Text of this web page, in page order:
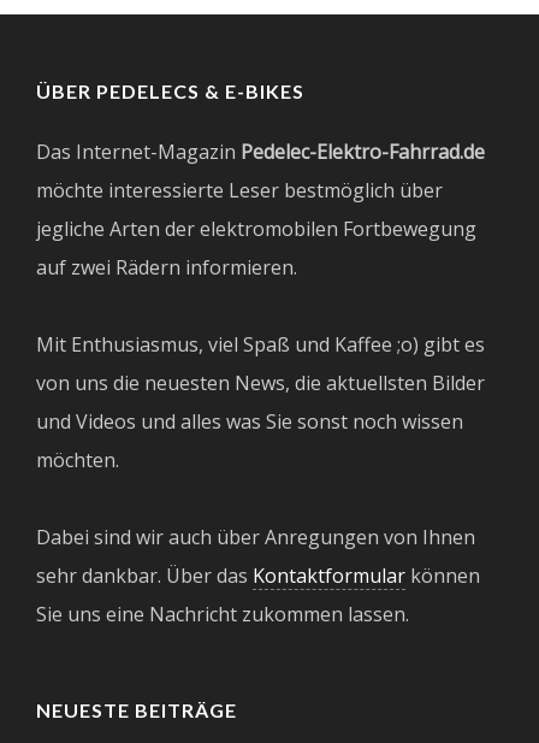
ÜBER PEDELECS & E-BIKES
Das Internet-Magazin Pedelec-Elektro-Fahrrad.de
möchte interessierte Leser bestmöglich über
jegliche Arten der elektromobilen Fortbewegung
auf zwei Rädern informieren.
Mit Enthusiasmus, viel Spaß und Kaffee ;o) gibt es
von uns die neuesten News, die aktuellsten Bilder
und Videos und alles was Sie sonst noch wissen
möchten.
Dabei sind wir auch über Anregungen von Ihnen
sehr dankbar. Über das Kontaktformular können
Sie uns eine Nachricht zukommen lassen.
NEUESTE BEITRÄGE